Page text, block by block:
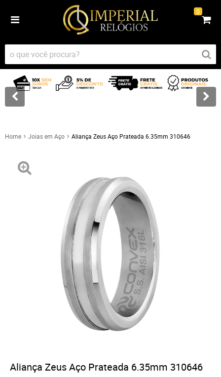
0
Home Joias em Aço Aliança Zeus Aço Prateada 6.35mm 310646
Aliança Zeus Aço Prateada 6.35mm 310646